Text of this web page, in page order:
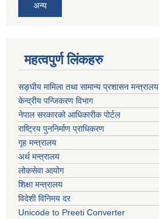
अन्य
महत्वपुर्ण लिंकहरु
सङ्घीय मामिला तथा सामान्य प्रशासन मन्त्रालय
केन्द्रीय पन्जिकरण विभाग
नेपाल सरकारको आधिकारीक पोर्टल
राष्ट्रिय पुननिर्माण प्राधिकरण
गृह मन्त्रालय
अर्थ मन्त्रालय
लोकसेवा आयोग
शिक्षा मन्त्रालय
विदेशी विनिमय दर
Unicode to Preeti Converter